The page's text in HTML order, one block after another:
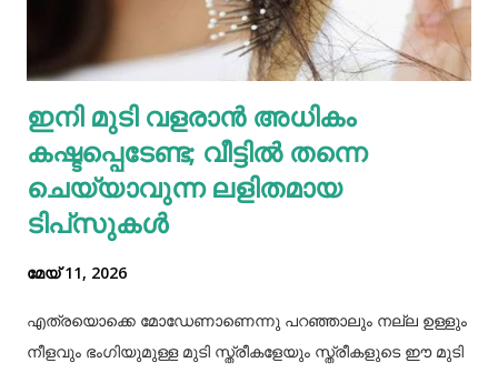
മധുരയിലുള്ള ബന്ധുവിന് കുട്ടികളില്ലാത്തതിനാല്‍
വളർത്താൻ ഏല്‍പ്പിച്ചുവെന്നാണ് അച്ഛൻ പൊലീസിനോട്
ആദ്യം പറഞ്ഞത്. പോലീസ് മധുരയിലെത്തി പരിശോധന
നടത്തിയെങ്കിലും കുഞ്ഞ് അവിടെയില്ലെന്ന് കണ്ടെത്തി.
തുടർന്ന് അച്ഛനെ വീണ്ടും വിശദമായി ചോദ്യം ചെയ്തു.
തുടർന്ന് നടത...
ഇനി മുടി വളരാൻ അധികം
കഷ്ടപ്പെടേണ്ട; വീട്ടിൽ തന്നെ
ചെയ്യാവുന്ന ലളിതമായ
ടിപ്‌സുകൾ
മേയ് 11, 2026
എത്രയൊക്കെ മോഡേണാണെന്നു പറഞ്ഞാലും നല്ല ഉള്ളും
നീളവും ഭംഗിയുമുള്ള മുടി സ്ത്രീകളേയും സ്ത്രീകളുടെ ഈ മുടി